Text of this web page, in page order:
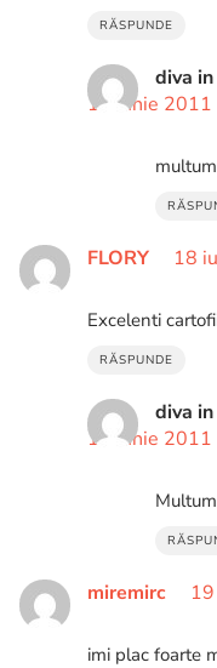
RĂSPUNDE
diva
19 iunie 2011
FLORY 18
Excelenti
RĂSPUNDE
diva
19 iunie 2011
miremirc
imi plac foarte